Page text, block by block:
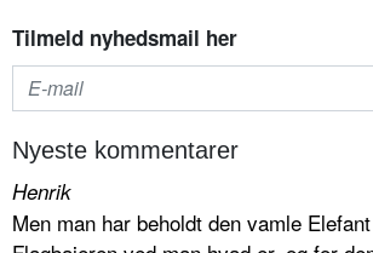
Tilmeld nyhedsmail her
Nyeste kommentarer
Henrik
Men man har beholdt den vamle